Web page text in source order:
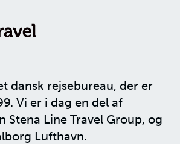
dansk rejsebureau, der er
Vi er i dag en del af
Stena Line Travel Group, og
Lufthavn.